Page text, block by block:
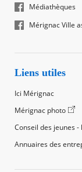
Médiathèques
Mérignac Ville
Liens utiles
Ici Mérignac
Mérignac photo
Conseil des jeunes -
Annuaires des